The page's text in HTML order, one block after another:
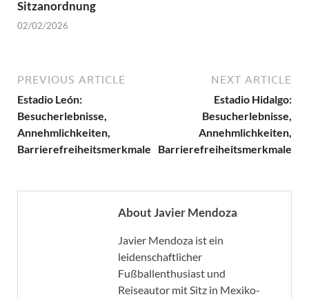
Sitzanordnung
02/02/2026
PREVIOUS ARTICLE
Estadio León:
Besucherlebnisse,
Annehmlichkeiten,
Barrierefreiheitsmerkmale
NEXT ARTICLE
Estadio Hidalgo:
Besucherlebnisse,
Annehmlichkeiten,
Barrierefreiheitsmerkmale
About Javier Mendoza
Javier Mendoza ist ein
leidenschaftlicher
Fußballenthusiast und
Reiseautor mit Sitz in Mexiko-